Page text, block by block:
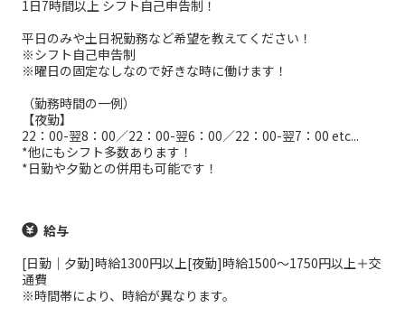
1日7時間以上 シフト自己申告制！
平日のみや土日祝勤務など希望を教えてください！
※シフト自己申告制
※曜日の固定なしなので好きな時に働けます！
（勤務時間の一例）
【夜勤】
22：00-翌8：00／22：00-翌6：00／22：00-翌7：00 etc...
*他にもシフト多数あります！
*日勤や夕勤との併用も可能です！
給与
[日勤｜夕勤]時給1300円以上[夜勤]時給1500～1750円以上＋交
通費
※時間帯により、時給が異なります。